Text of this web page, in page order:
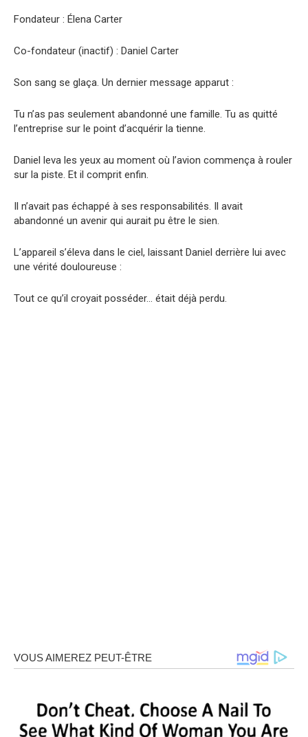
Fondateur : Élena Carter
Co-fondateur (inactif) : Daniel Carter
Son sang se glaça. Un dernier message apparut :
Tu n’as pas seulement abandonné une famille. Tu as quitté
l’entreprise sur le point d’acquérir la tienne.
Daniel leva les yeux au moment où l’avion commença à rouler
sur la piste. Et il comprit enfin.
Il n’avait pas échappé à ses responsabilités. Il avait
abandonné un avenir qui aurait pu être le sien.
L’appareil s’éleva dans le ciel, laissant Daniel derrière lui avec
une vérité douloureuse :
Tout ce qu’il croyait posséder… était déjà perdu.